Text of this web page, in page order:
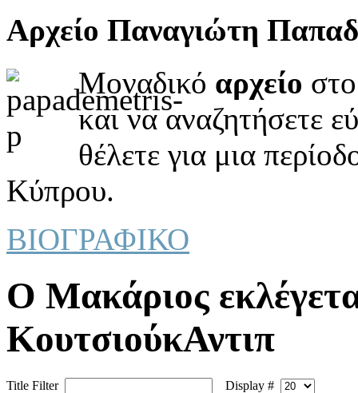
Αρχείο Παναγιώτη
Μοναδικό αρχείο
και να αναζητήσετε
θέλετε για μια
Κύπρου.
ΒΙΟΓΡΑΦΙΚΟ
Ο Μακάριoς
ΚουτσιούκΑντιπ
Title Filter
Display #